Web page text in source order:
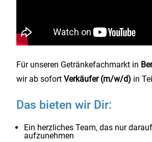
Für unseren Getränkefachmarkt in
wir ab sofort Verkäufer (m/w/d) in
Das bieten wir Dir:
Ein herzliches Team, das nur
aufzunehmen